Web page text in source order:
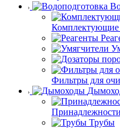
Комплектующие
Фильтры для
Трубы